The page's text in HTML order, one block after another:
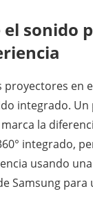
el sonido
proyectores en
integrado.
la
integrado,
usando
Samsung para